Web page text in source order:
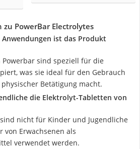
PowerBar Electrolytes
Anwendungen ist das Produkt
sind speziell für die
was sie ideal für den Gebrauch
Betätigung macht.
die Elektrolyt-Tabletten von
nicht für Kinder und Jugendliche
Erwachsenen als
verwendet werden.